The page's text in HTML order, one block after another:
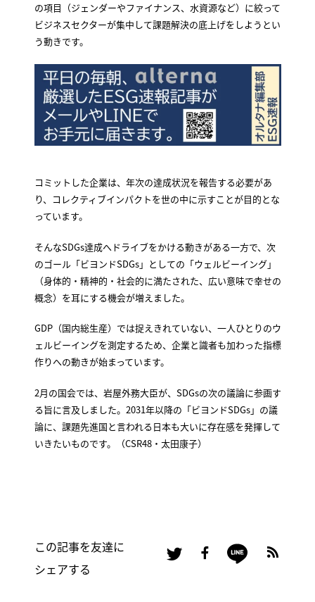
の項目（ジェンダーやファイナンス、水資源など）に絞って
ビジネスセクターが集中して課題解決の底上げをしようとい
う動きです。
コミットした企業は、年次の達成状況を報告する必要があ
り、コレクティブインパクトを世の中に示すことが目的とな
っています。
そんなSDGs達成へドライブをかける動きがある一方で、次
のゴール「ビヨンドSDGs」としての「ウェルビーイング」
（身体的・精神的・社会的に満たされた、広い意味で幸せの
概念）を耳にする機会が増えました。
GDP（国内総生産）では捉えきれていない、一人ひとりのウ
ェルビーイングを測定するため、企業と識者も加わった指標
作りへの動きが始まっています。
2月の国会では、岩屋外務大臣が、SDGsの次の議論に参画す
る旨に言及しました。2031年以降の「ビヨンドSDGs」の議
論に、課題先進国と言われる日本も大いに存在感を発揮して
いきたいものです。（CSR48・太田康子）
この記事を友達に
シェアする